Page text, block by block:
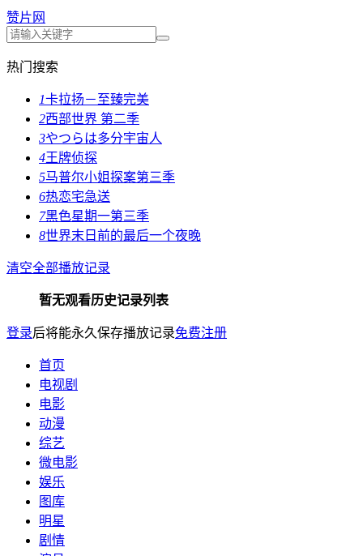
赞片网
热门搜索
1卡拉扬－至臻完美
2西部世界 第二季
3やつらは多分宇宙人
4王牌侦探
5马普尔小姐探案第三季
6热恋宅急送
7黑色星期一第三季
8世界末日前的最后一个夜晚
清空全部播放记录
暂无观看历史记录列表
登录后将能永久保存播放记录免费注册
首页
电视剧
电影
动漫
综艺
微电影
娱乐
图库
明星
剧情